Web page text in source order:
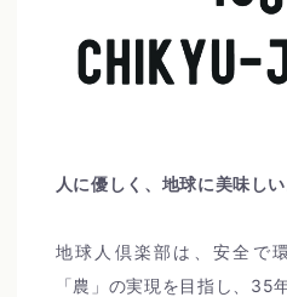
人に優しく、地球に美味し
地球人倶楽部は、安全で
「農」の実現を目指し、35